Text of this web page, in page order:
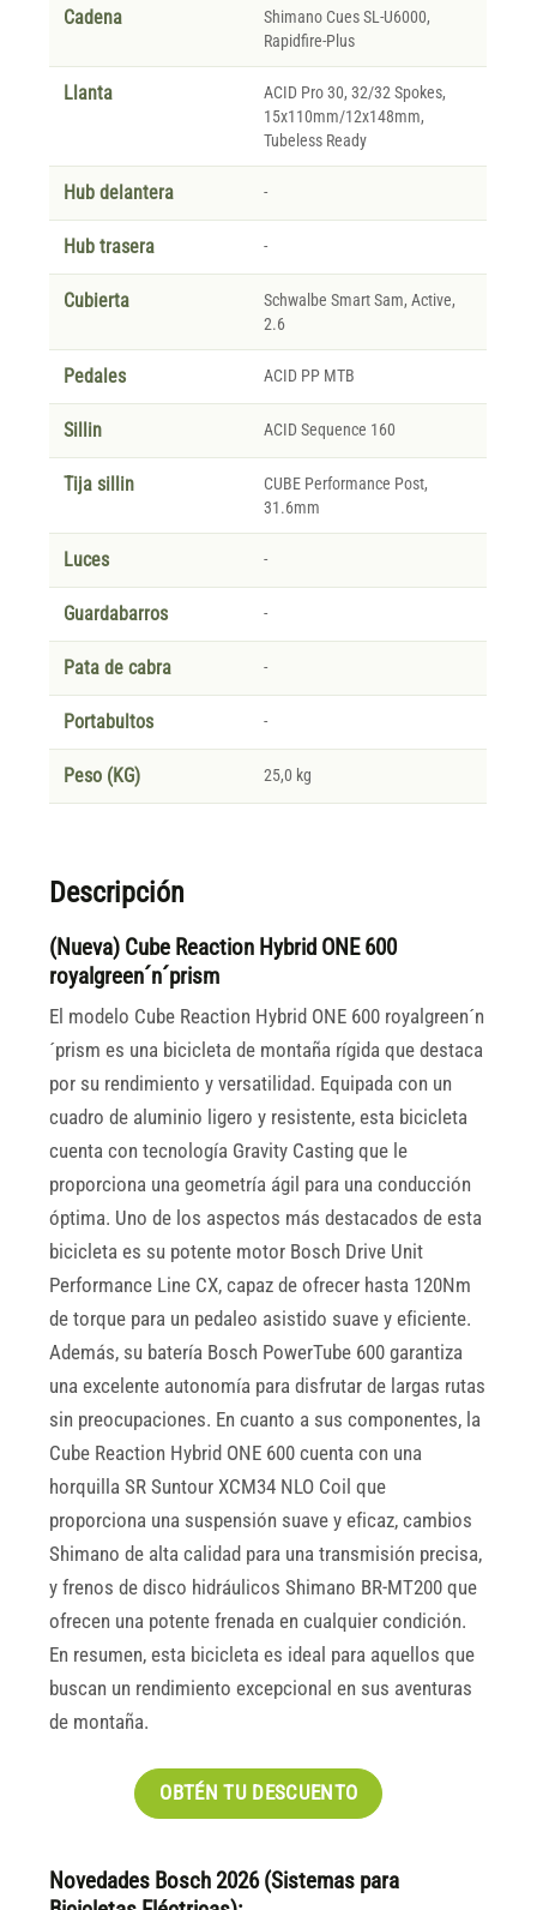
Cadena
Shimano Cues SL-U6000,
Rapidfire-Plus
Llanta
ACID Pro 30, 32/32 Spokes,
15x110mm/12x148mm,
Tubeless Ready
Hub delantera -
Hub trasera -
Cubierta
Schwalbe Smart Sam, Active,
2.6
Pedales ACID PP MTB
Sillin ACID Sequence 160
Tija sillin
CUBE Performance Post,
31.6mm
Luces -
Guardabarros -
Pata de cabra -
Portabultos -
Peso (KG) 25,0 kg
Descripción
(Nueva) Cube Reaction Hybrid ONE 600
royalgreen´n´prism
El modelo Cube Reaction Hybrid ONE 600 royalgreen´n
´prism es una bicicleta de montaña rígida que destaca
por su rendimiento y versatilidad. Equipada con un
cuadro de aluminio ligero y resistente, esta bicicleta
cuenta con tecnología Gravity Casting que le
proporciona una geometría ágil para una conducción
óptima. Uno de los aspectos más destacados de esta
bicicleta es su potente motor Bosch Drive Unit
Performance Line CX, capaz de ofrecer hasta 120Nm
de torque para un pedaleo asistido suave y eficiente.
Además, su batería Bosch PowerTube 600 garantiza
una excelente autonomía para disfrutar de largas rutas
sin preocupaciones. En cuanto a sus componentes, la
Cube Reaction Hybrid ONE 600 cuenta con una
horquilla SR Suntour XCM34 NLO Coil que
proporciona una suspensión suave y eficaz, cambios
Shimano de alta calidad para una transmisión precisa,
y frenos de disco hidráulicos Shimano BR-MT200 que
ofrecen una potente frenada en cualquier condición.
En resumen, esta bicicleta es ideal para aquellos que
buscan un rendimiento excepcional en sus aventuras
de montaña.
OBTÉN TU DESCUENTO
Novedades Bosch 2026 (Sistemas para